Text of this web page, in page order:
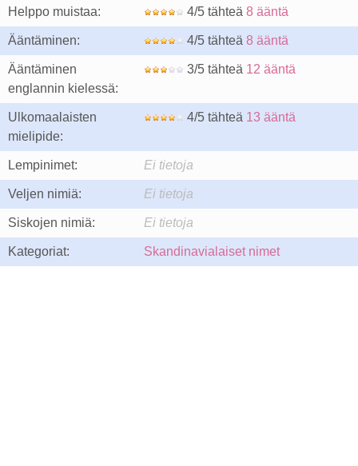
Helppo muistaa: 4/5 tähteä 8 ääntä
Ääntäminen: 4/5 tähteä 8 ääntä
Ääntäminen
englannin kielessä:
3/5 tähteä 12 ääntä
Ulkomaalaisten
mielipide:
4/5 tähteä 13 ääntä
Lempinimet: Ei tietoja
Veljen nimiä: Ei tietoja
Siskojen nimiä: Ei tietoja
Kategoriat: Skandinavialaiset nimet